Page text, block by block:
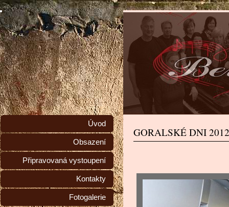
GORALSKÉ DNI 2012
Úvod
Obsazení
Připravovaná vystoupení
Kontakty
Fotogalerie